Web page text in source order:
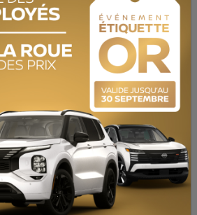
Automatique
Traction intégrale
1.5L
Essence
Beige (XBJ)
4
Noir